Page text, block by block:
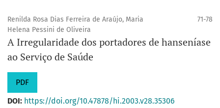
Renilda Rosa Dias Ferreira de Araújo, Maria
Helena Pessini de Oliveira
71-78
A Irregularidade dos portadores de hanseníase
ao Serviço de Saúde
PDF
DOI: https://doi.org/10.47878/hi.2003.v28.35306